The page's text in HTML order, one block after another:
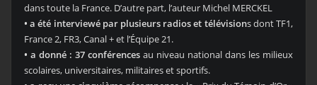
dans toute la France. D’autre part, l’auteur Michel MERCKEL
• a été interviewé par plusieurs radios et télévisions dont TF1,
France 2, FR3, Canal + et l’Équipe 21.
• a donné : 37 conférences au niveau national dans les milieux
scolaires, universitaires, militaires et sportifs.